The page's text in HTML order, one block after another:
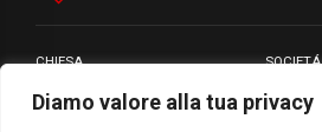
Diamo valore alla tua privacy
CHIESA SOCIETÁ
CARITÁ GIUBILEO